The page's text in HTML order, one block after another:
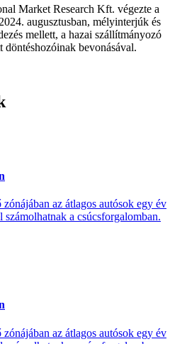
Market Research Kft. végezte a
augusztusban, mélyinterjúk és
mellett, a hazai szállítmányozó
döntéshozóinak bevonásával.
az átlagos autósok egy év
számolhatnak a csúcsforgalomban.
az átlagos autósok egy év